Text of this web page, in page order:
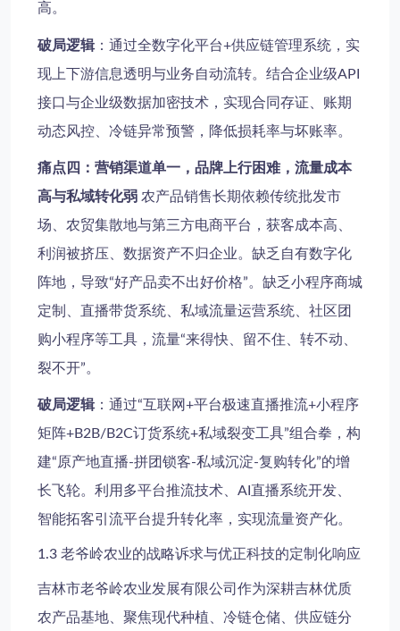
高。
破局逻辑：通过全数字化平台+供应链管理系统，实
现上下游信息透明与业务自动流转。结合企业级API
接口与企业级数据加密技术，实现合同存证、账期
动态风控、冷链异常预警，降低损耗率与坏账率。
痛点四：营销渠道单一，品牌上行困难，流量成本
高与私域转化弱 农产品销售长期依赖传统批发市
场、农贸集散地与第三方电商平台，获客成本高、
利润被挤压、数据资产不归企业。缺乏自有数字化
阵地，导致“好产品卖不出好价格”。缺乏小程序商城
定制、直播带货系统、私域流量运营系统、社区团
购小程序等工具，流量“来得快、留不住、转不动、
裂不开”。
破局逻辑：通过“互联网+平台极速直播推流+小程序
矩阵+B2B/B2C订货系统+私域裂变工具”组合拳，构
建“原产地直播-拼团锁客-私域沉淀-复购转化”的增
长飞轮。利用多平台推流技术、AI直播系统开发、
智能拓客引流平台提升转化率，实现流量资产化。
1.3 老爷岭农业的战略诉求与优正科技的定制化响应
吉林市老爷岭农业发展有限公司作为深耕吉林优质
农产品基地、聚焦现代种植、冷链仓储、供应链分